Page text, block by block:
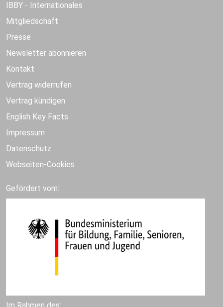
IBBY - Internationales
Mitgliedschaft
Presse
Newsletter abonnieren
Kontakt
Vertrag widerrufen
Vertrag kündigen
English Key Facts
Impressum
Datenschutz
Webseiten-Cookies
Gefördert vom: